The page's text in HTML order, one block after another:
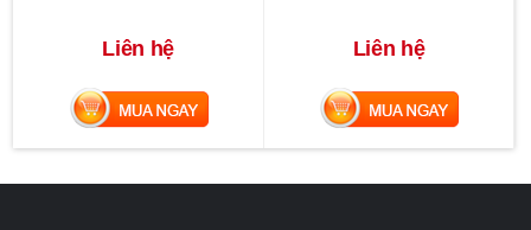
Liên hệ
MUA NGAY
Liên hệ
MUA NGAY